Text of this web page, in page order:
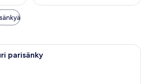
Standard-huone, 1 suuri parisänky |
parisänky